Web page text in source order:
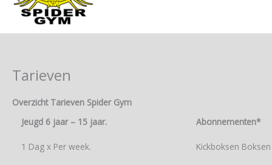
Tarieven
Overzicht Tarieven Spider Gym
Jeugd 6 jaar – 15 jaar.
Abonnementen*
1 Dag x Per week. Kickboksen